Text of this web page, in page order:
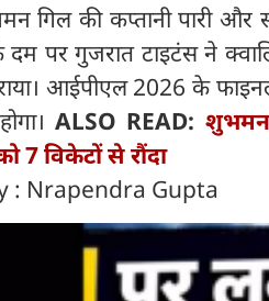
गिल की कप्तानी पारी
दम पर गुजरात टाइटंस ने
आईपीएल 2026 के
ALSO READ:
7 विकेटों से रौंदा
: Nrapendra Gupta